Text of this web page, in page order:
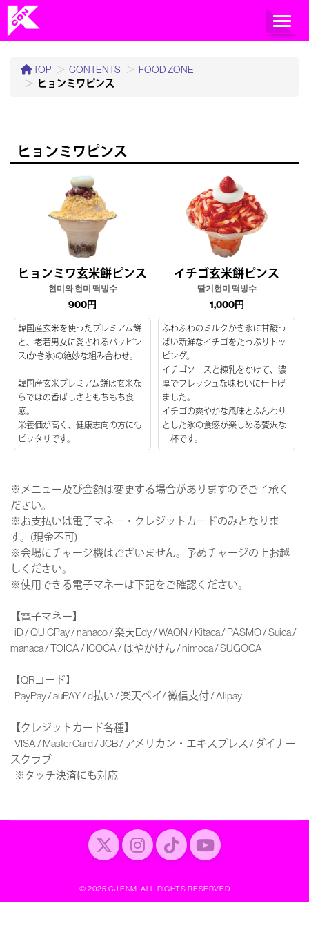
TOP CONTENTS FOOD ZONE
ヒョンミワピンス
ヒョンミワピンス
ヒョンミワ玄米餅ピンス
현미와 현미 떡빙수
900円
韓国産玄米を使ったプレミアム餅
と、老若男女に愛されるパッピン
ス(かき氷)の絶妙な組み合わせ。
韓国産玄米プレミアム餅は玄米な
らではの香ばしさともちもち食
感。
栄養価が高く、健康志向の方にも
ピッタリです。
イチゴ玄米餅ピンス
딸기현미 떡빙수
1,000円
ふわふわのミルクかき氷に甘酸っ
ぱい新鮮なイチゴをたっぷりトッ
ピング。
イチゴソースと練乳をかけて、濃
厚でフレッシュな味わいに仕上げ
ました。
イチゴの爽やかな風味とふんわり
とした氷の食感が楽しめる贅沢な
一杯です。
※メニュー及び金額は変更する場合がありますのでご了承く
ださい。
※お支払いは電子マネー・クレジットカードのみとなりま
す。(現金不可)
※会場にチャージ機はございません。予めチャージの上お越
しください。
※使用できる電子マネーは下記をご確認ください。
【電子マネー】
iD / QUICPay / nanaco / 楽天Edy / WAON / Kitaca / PASMO / Suica /
manaca / TOICA / ICOCA / はやかけん / nimoca / SUGOCA
【QRコード】
PayPay / auPAY / d払い / 楽天ペイ/ 微信支付 / Alipay
【クレジットカード各種】
VISA / MasterCard / JCB / アメリカン・エキスプレス / ダイナー
スクラブ
※タッチ決済にも対応
© 2025 CJ ENM. ALL RIGHTS RESERVED